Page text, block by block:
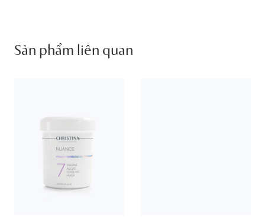
Sản phẩm liên quan